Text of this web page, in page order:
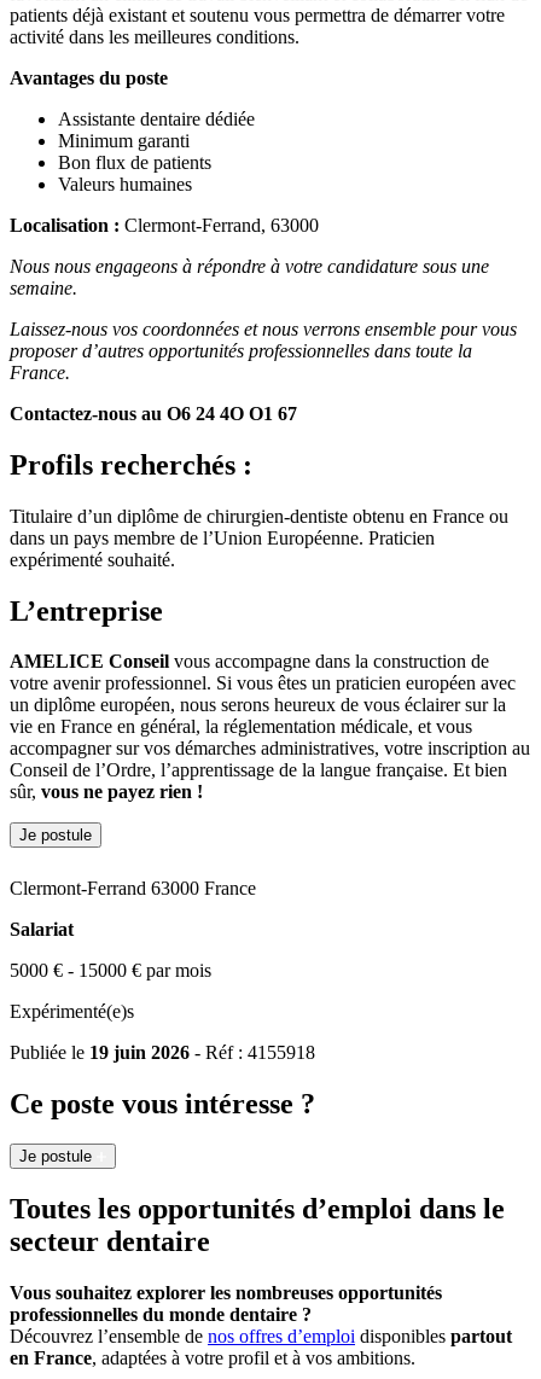
patients déjà existant et soutenu vous permettra de démarrer votre
activité dans les meilleures conditions.
Avantages du poste
Assistante dentaire dédiée
Minimum garanti
Bon flux de patients
Valeurs humaines
Localisation : Clermont-Ferrand, 63000
Nous nous engageons à répondre à votre candidature sous une
semaine.
Laissez-nous vos coordonnées et nous verrons ensemble pour vous
proposer d’autres opportunités professionnelles dans toute la
France.
Contactez-nous au O6 24 4O O1 67
Profils recherchés :
Titulaire d’un diplôme de chirurgien-dentiste obtenu en France ou
dans un pays membre de l’Union Européenne. Praticien
expérimenté souhaité.
L’entreprise
AMELICE Conseil vous accompagne dans la construction de
votre avenir professionnel. Si vous êtes un praticien européen avec
un diplôme européen, nous serons heureux de vous éclairer sur la
vie en France en général, la réglementation médicale, et vous
accompagner sur vos démarches administratives, votre inscription au
Conseil de l’Ordre, l’apprentissage de la langue française. Et bien
sûr, vous ne payez rien !
Je postule
Clermont-Ferrand 63000 France
Salariat
5000 € - 15000 € par mois
Expérimenté(e)s
Publiée le 19 juin 2026 - Réf : 4155918
Ce poste vous intéresse ?
Je postule
Toutes les opportunités d’emploi dans le
secteur dentaire
Vous souhaitez explorer les nombreuses opportunités
professionnelles du monde dentaire ?
Découvrez l’ensemble de nos offres d’emploi disponibles partout
en France, adaptées à votre profil et à vos ambitions.